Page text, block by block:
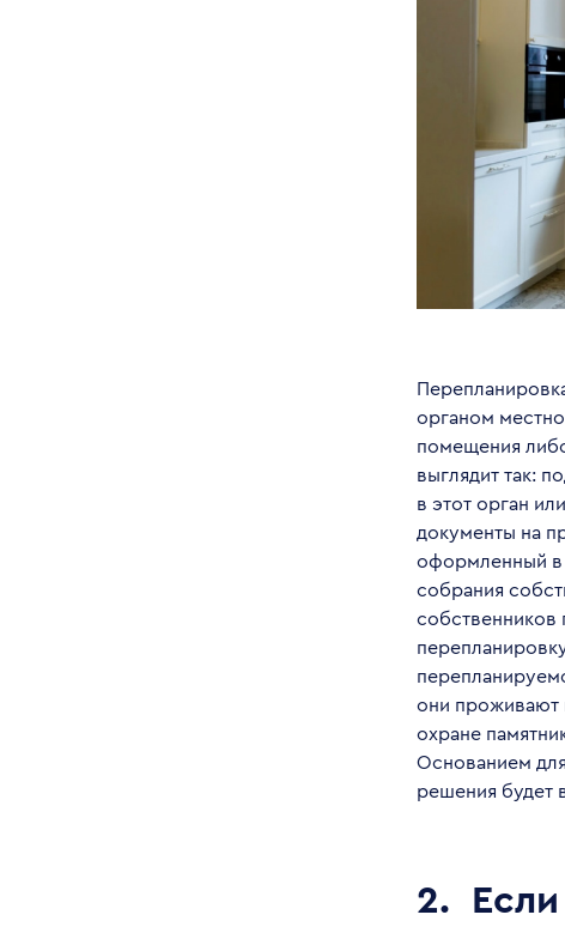
органом
помещения
выглядит так:
в этот орган
документы на
оформленный в
собрания
собственников
они проживают
охране
Основанием
решения будет
2.